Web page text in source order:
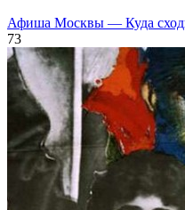
Афиша Москвы — Куда
73